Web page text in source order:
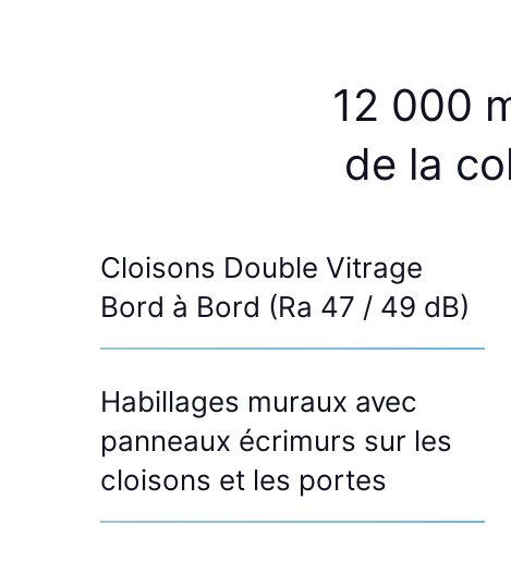
12 000
de la
Cloisons Double Vitrage
Bord à Bord (Ra 47 / 49 dB)
Habillages muraux avec
panneaux écrimurs sur les
cloisons et les portes